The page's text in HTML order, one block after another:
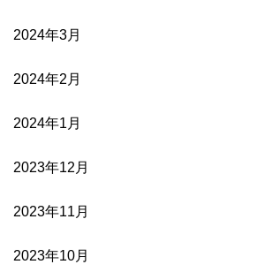
2024年3月
2024年2月
2024年1月
2023年12月
2023年11月
2023年10月